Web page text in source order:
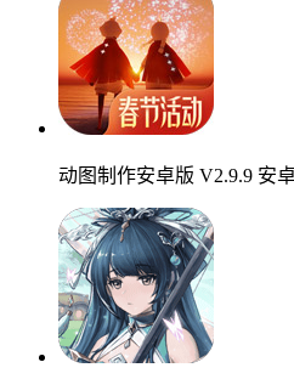
动图制作安卓版 V2.9.9 安